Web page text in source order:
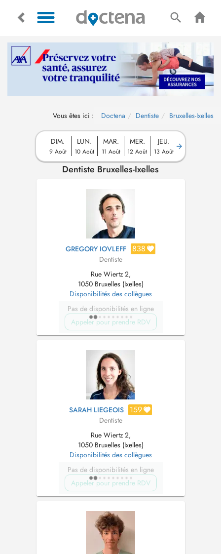
Vous êtes ici : Doctena Dentiste Bruxelles-Ixelles
DIM.
9 Août
LUN.
10 Août
MAR.
11 Août
MER.
12 Août
JEU.
13 Août
Dentiste Bruxelles-Ixelles
GREGORY IOVLEFF 838
Dentiste
Rue Wiertz 2,
1050 Bruxelles (Ixelles)
Disponibilités des collègues
Pas de disponibilités en ligne
Appeler pour prendre RDV
SARAH LIEGEOIS 159
Dentiste
Rue Wiertz 2,
1050 Bruxelles (Ixelles)
Disponibilités des collègues
Pas de disponibilités en ligne
Appeler pour prendre RDV